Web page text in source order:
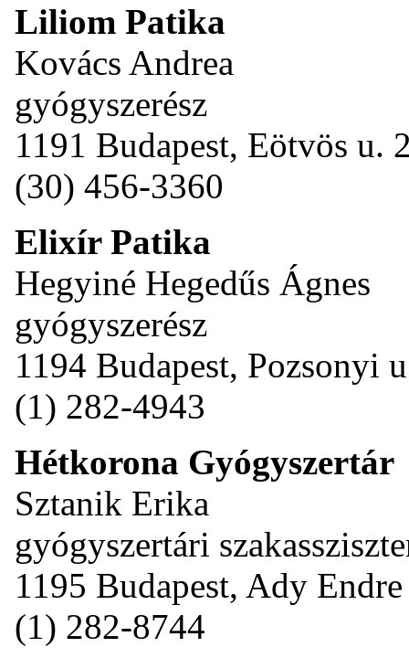
Liliom Patika
Kovács Andrea
gyógyszerész
1191 Budapest, Eötvös u.
(30) 456-3360
Elixír Patika
Hegyiné Hegedűs Ágnes
gyógyszerész
1194 Budapest, Pozsonyi
(1) 282-4943
Hétkorona Gyógyszertár
Sztanik Erika
gyógyszertári
1195 Budapest, Ady
(1) 282-8744